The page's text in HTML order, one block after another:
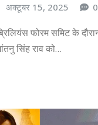
अक्टूबर 15, 2025 0
फोरम समिट के
सिंह राव को…